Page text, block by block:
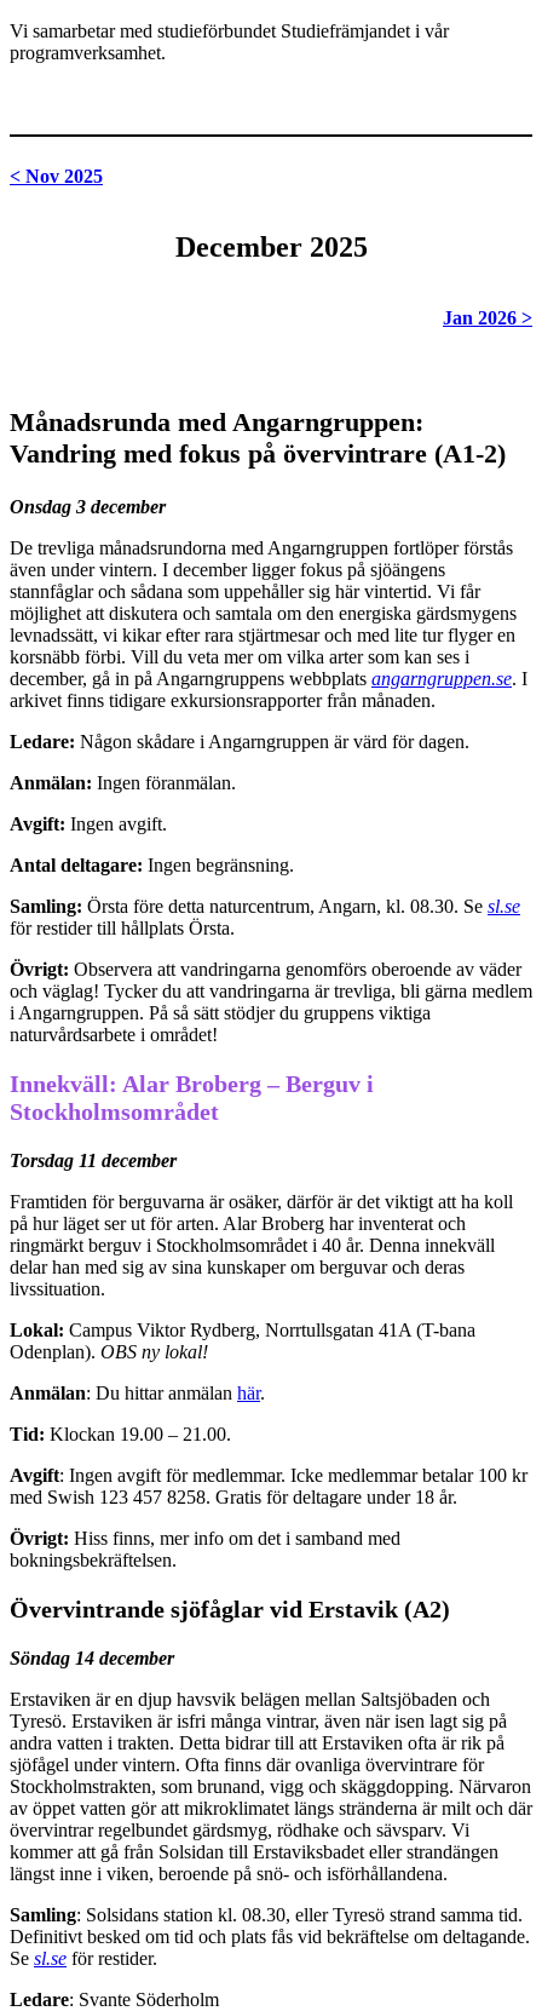
Vi samarbetar med studieförbundet Studiefrämjandet i vår
programverksamhet.
< Nov 2025
December 2025
Jan 2026 >
Månadsrunda med Angarngruppen:
Vandring med fokus på övervintrare (A1-2)
Onsdag 3 december
De trevliga månadsrundorna med Angarngruppen fortlöper förstås
även under vintern. I december ligger fokus på sjöängens
stannfåglar och sådana som uppehåller sig här vintertid. Vi får
möjlighet att diskutera och samtala om den energiska gärdsmygens
levnadssätt, vi kikar efter rara stjärtmesar och med lite tur flyger en
korsnäbb förbi. Vill du veta mer om vilka arter som kan ses i
december, gå in på Angarngruppens webbplats angarngruppen.se. I
arkivet finns tidigare exkursionsrapporter från månaden.
Ledare: Någon skådare i Angarngruppen är värd för dagen.
Anmälan: Ingen föranmälan.
Avgift: Ingen avgift.
Antal deltagare: Ingen begränsning.
Samling: Örsta före detta naturcentrum, Angarn, kl. 08.30. Se sl.se
för restider till hållplats Örsta.
Övrigt: Observera att vandringarna genomförs oberoende av väder
och väglag! Tycker du att vandringarna är trevliga, bli gärna medlem
i Angarngruppen. På så sätt stödjer du gruppens viktiga
naturvårdsarbete i området!
Innekväll: Alar Broberg – Berguv i
Stockholmsområdet
Torsdag 11 december
Framtiden för berguvarna är osäker, därför är det viktigt att ha koll
på hur läget ser ut för arten. Alar Broberg har inventerat och
ringmärkt berguv i Stockholmsområdet i 40 år. Denna innekväll
delar han med sig av sina kunskaper om berguvar och deras
livssituation.
Lokal: Campus Viktor Rydberg, Norrtullsgatan 41A (T-bana
Odenplan). OBS ny lokal!
Anmälan: Du hittar anmälan här.
Tid: Klockan 19.00 – 21.00.
Avgift: Ingen avgift för medlemmar. Icke medlemmar betalar 100 kr
med Swish 123 457 8258. Gratis för deltagare under 18 år.
Övrigt: Hiss finns, mer info om det i samband med
bokningsbekräftelsen.
Övervintrande sjöfåglar vid Erstavik (A2)
Söndag 14 december
Erstaviken är en djup havsvik belägen mellan Saltsjöbaden och
Tyresö. Erstaviken är isfri många vintrar, även när isen lagt sig på
andra vatten i trakten. Detta bidrar till att Erstaviken ofta är rik på
sjöfågel under vintern. Ofta finns där ovanliga övervintrare för
Stockholmstrakten, som brunand, vigg och skäggdopping. Närvaron
av öppet vatten gör att mikroklimatet längs stränderna är milt och där
övervintrar regelbundet gärdsmyg, rödhake och sävsparv. Vi
kommer att gå från Solsidan till Erstaviksbadet eller strandängen
längst inne i viken, beroende på snö- och isförhållandena.
Samling: Solsidans station kl. 08.30, eller Tyresö strand samma tid.
Definitivt besked om tid och plats fås vid bekräftelse om deltagande.
Se sl.se för restider.
Ledare: Svante Söderholm